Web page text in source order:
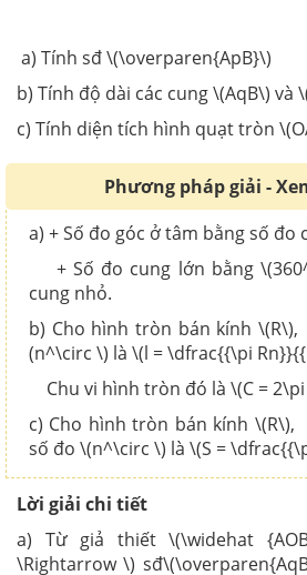
a) Tính sđ \(\overparen{ApB}\)
b) Tính độ dài các cung \(AqB\) và
c) Tính diện tích hình quạt tròn
Phương pháp giải -
a) + Số đo góc ở tâm bằng số đo
+ Số đo cung lớn bằng
cung nhỏ.
b) Cho hình tròn bán kính
(n^\circ \) là \(l = \dfrac{{\pi
Chu vi hình tròn đó là \(C = 2\pi
c) Cho hình tròn bán kính
số đo \(n^\circ \) là \(S =
Lời giải chi tiết
a) Từ giả thiết \(\widehat
\Rightarrow \)